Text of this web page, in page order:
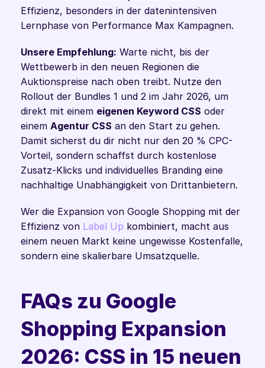
Effizienz, besonders in der datenintensiven
Lernphase von Performance Max Kampagnen.
Unsere Empfehlung: Warte nicht, bis der
Wettbewerb in den neuen Regionen die
Auktionspreise nach oben treibt. Nutze den
Rollout der Bundles 1 und 2 im Jahr 2026, um
direkt mit einem eigenen Keyword CSS oder
einem Agentur CSS an den Start zu gehen.
Damit sicherst du dir nicht nur den 20 % CPC-
Vorteil, sondern schaffst durch kostenlose
Zusatz-Klicks und individuelles Branding eine
nachhaltige Unabhängigkeit von Drittanbietern.
Wer die Expansion von Google Shopping mit der
Effizienz von Label Up kombiniert, macht aus
einem neuen Markt keine ungewisse Kostenfalle,
sondern eine skalierbare Umsatzquelle.
FAQs zu Google
Shopping Expansion
2026: CSS in 15 neuen